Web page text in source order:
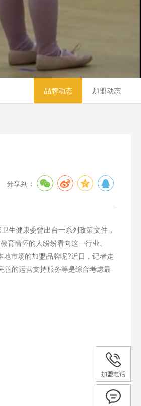
品牌动态 加盟动态
分享到：
生健康委曾出台一系列政策文件，
情怀的人纷纷看向这一行业。
市场的加盟品牌呢?近日，记者走
的运营支持服务等是综合考虑最
加盟电话